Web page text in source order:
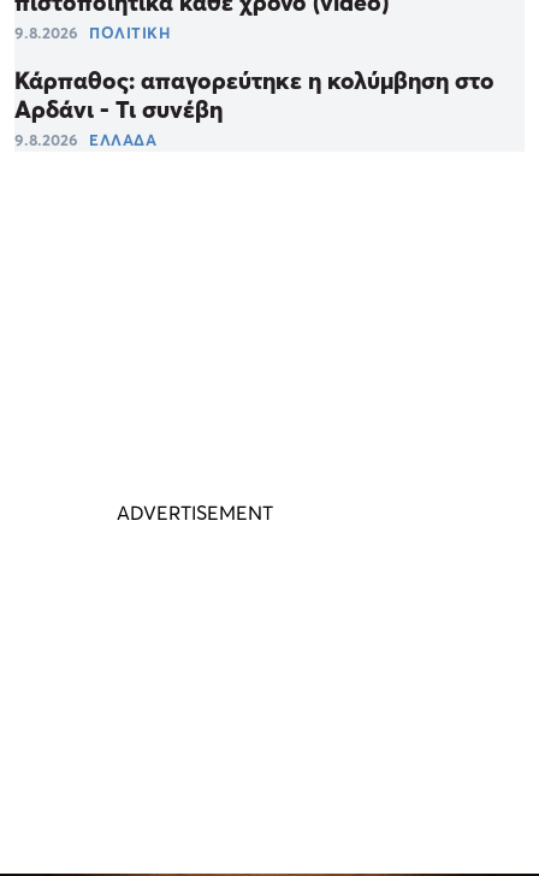
9.8.2026 ΠΟΛΙΤΙΚΗ
Κάρπαθος: απαγορεύτηκε η κολύμβηση στο
Αρδάνι - Τι συνέβη
9.8.2026 ΕΛΛΑΔΑ